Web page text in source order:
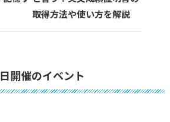
取得方法や使い方を解説
開催のイベント